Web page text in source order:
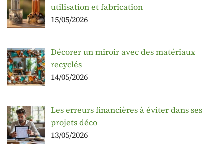
utilisation et fabrication
15/05/2026
Décorer un miroir avec des matériaux
recyclés
14/05/2026
Les erreurs financières à éviter dans ses
projets déco
13/05/2026